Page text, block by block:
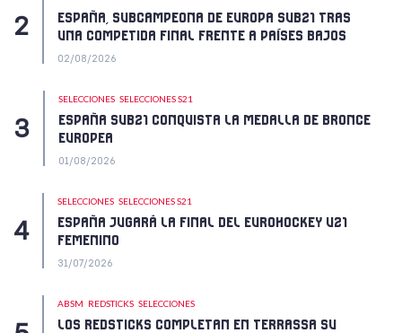
ESPAÑA, SUBCAMPEONA DE EUROPA SUB21 TRAS
UNA COMPETIDA FINAL FRENTE A PAÍSES BAJOS
02/08/2026
SELECCIONES SELECCIONES S21
ESPAÑA SUB21 CONQUISTA LA MEDALLA DE BRONCE
EUROPEA
01/08/2026
SELECCIONES SELECCIONES S21
ESPAÑA JUGARÁ LA FINAL DEL EUROHOCKEY U21
FEMENINO
31/07/2026
ABSM REDSTICKS SELECCIONES
LOS REDSTICKS COMPLETAN EN TERRASSA SU